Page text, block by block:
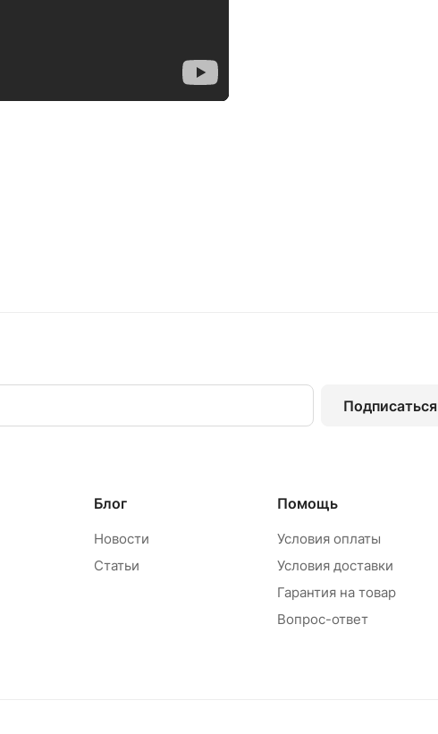
Подписаться
Блог
Новости
Статьи
Помощь
Условия оплаты
Условия доставки
Гарантия на товар
Вопрос-ответ